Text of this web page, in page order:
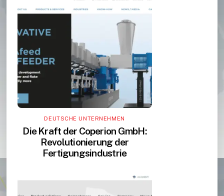
DEUTSCHE UNTERNEHMEN
Die Kraft der Coperion GmbH:
Revolutionierung der
Fertigungsindustrie